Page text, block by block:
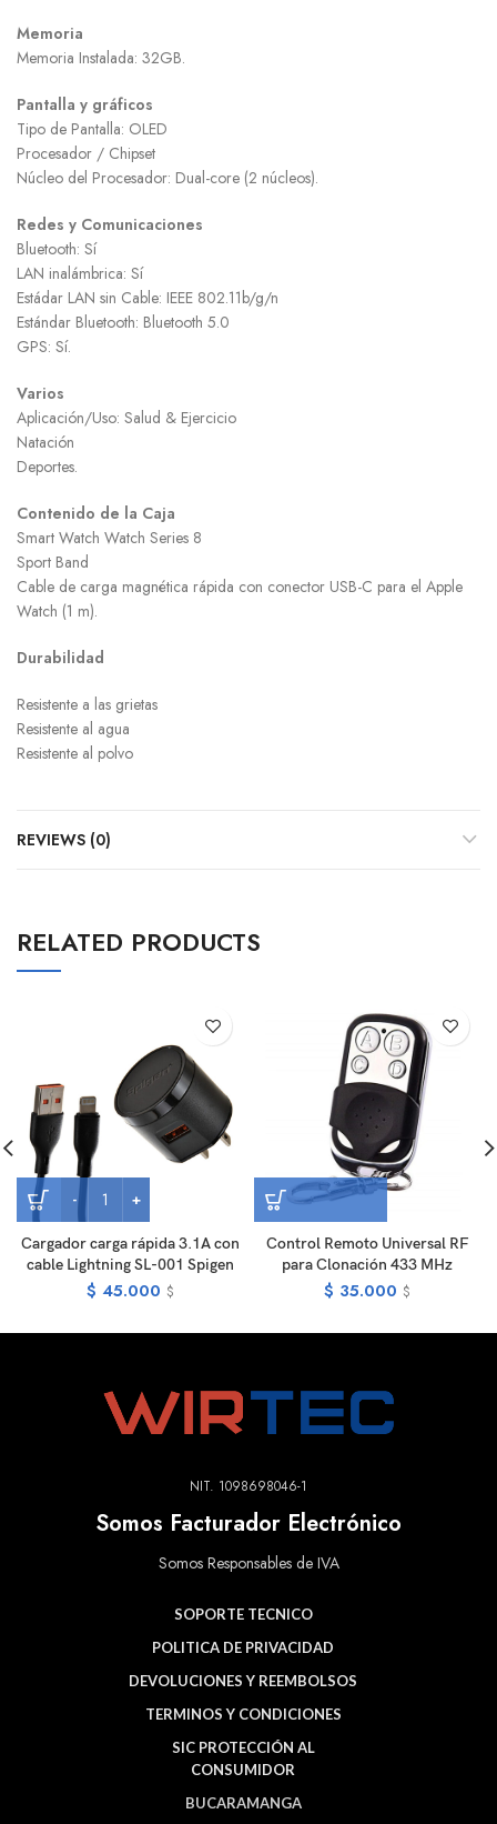
Memoria
Memoria Instalada: 32GB.
Pantalla y gráficos
Tipo de Pantalla: OLED
Procesador / Chipset
Núcleo del Procesador: Dual-core (2 núcleos).
Redes y Comunicaciones
Bluetooth: Sí
LAN inalámbrica: Sí
Estádar LAN sin Cable: IEEE 802.11b/g/n
Estándar Bluetooth: Bluetooth 5.0
GPS: Sí.
Varios
Aplicación/Uso: Salud & Ejercicio
Natación
Deportes.
Contenido de la Caja
Smart Watch Watch Series 8
Sport Band
Cable de carga magnética rápida con conector USB-C para el Apple
Watch (1 m).
Durabilidad
Resistente a las grietas
Resistente al agua
Resistente al polvo
REVIEWS (0)
RELATED PRODUCTS
Cargador carga rápida 3.1A con
cable Lightning SL-001 Spigen
$ 45.000 $
Control Remoto Universal RF
para Clonación 433 MHz
$ 35.000 $
NIT. 1098698046-1
Somos Facturador Electrónico
Somos Responsables de IVA
SOPORTE TECNICO
POLITICA DE PRIVACIDAD
DEVOLUCIONES Y REEMBOLSOS
TERMINOS Y CONDICIONES
SIC PROTECCIÓN AL
CONSUMIDOR
BUCARAMANGA